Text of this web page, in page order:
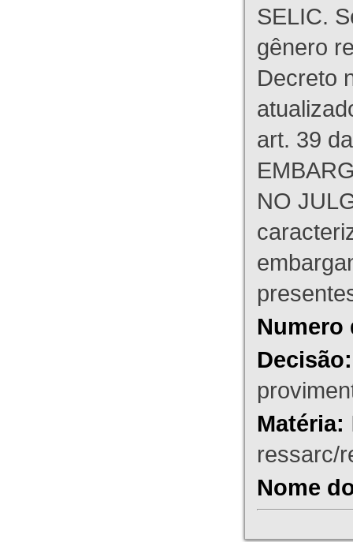
SELIC.
gênero
Decreto
art. 39
NO
Numero
Decisão:
Matéria:
ressarc/
Nome